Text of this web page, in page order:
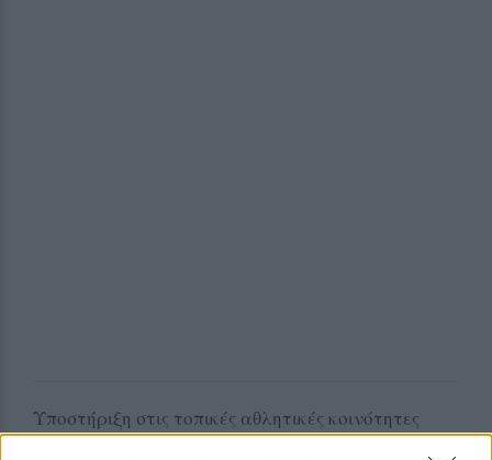
Υποστήριξη στις τοπικές αθλητικές κοινότητες